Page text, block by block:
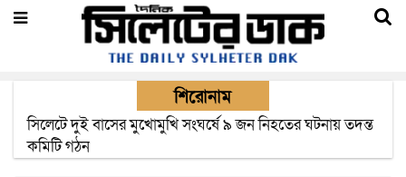
শিরোনাম
সিলেটে সড়ক দুর্ঘটনায় নিহতদের পরিবার পাচ্ছে ৫ লাখ টাকা করে
সরকারি অনুদান